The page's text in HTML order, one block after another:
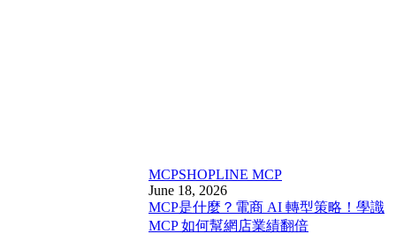
MCPSHOPLINE MCP
June 18, 2026
MCP是什麼？電商 AI 轉型策略！學識
MCP 如何幫網店業績翻倍